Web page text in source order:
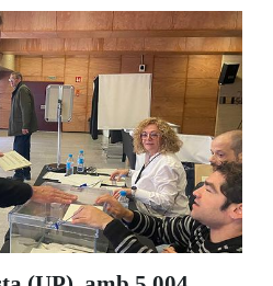
educatius a
i treballar per aconseguir
barreres, impulsant la
de totes les persones.